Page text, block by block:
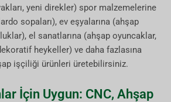
yeni direkler) spor malzemelerine
sopaları), ev eşyalarına (ahşap
el sanatlarına (ahşap oyuncaklar,
heykeller) ve daha fazlasına
işçiliği ürünleri üretebilirsiniz.
İçin Uygun: CNC, Ahşap